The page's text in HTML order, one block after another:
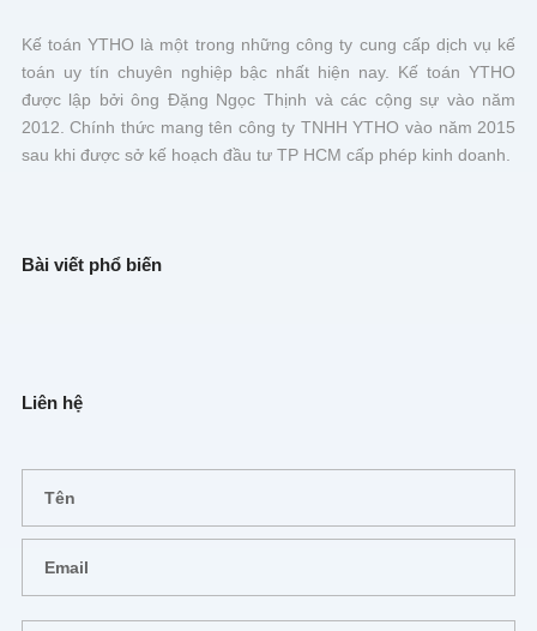
Kế toán YTHO là một trong những công ty cung cấp dịch vụ kế
toán uy tín chuyên nghiệp bậc nhất hiện nay. Kế toán YTHO
được lập bởi ông Đặng Ngọc Thịnh và các cộng sự vào năm
2012. Chính thức mang tên công ty TNHH YTHO vào năm 2015
sau khi được sở kế hoạch đầu tư TP HCM cấp phép kinh doanh.
Bài viết phổ biến
Liên hệ